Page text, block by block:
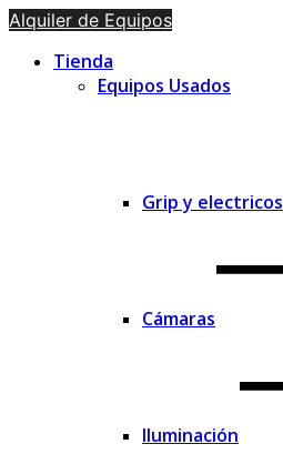
Alquiler de Equipos
Tienda
Equipos Usados
Grip y electricos
Cámaras
Iluminación